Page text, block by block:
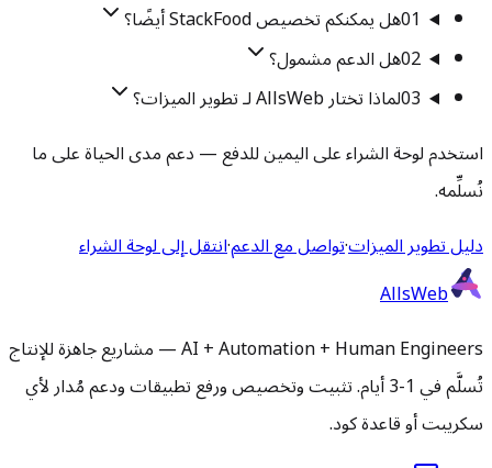
01هل يمكنكم تخصيص StackFood أيضًا؟
02هل الدعم مشمول؟
03لماذا تختار AllsWeb لـ تطوير الميزات؟
استخدم لوحة الشراء على اليمين للدفع — دعم مدى الحياة على ما
نُسلِّمه.
دليل تطوير الميزات·تواصل مع الدعم·انتقل إلى لوحة الشراء
AllsWeb
AI + Automation + Human Engineers — مشاريع جاهزة للإنتاج
تُسلَّم في 1-3 أيام. تثبيت وتخصيص ورفع تطبيقات ودعم مُدار لأي
سكريبت أو قاعدة كود.